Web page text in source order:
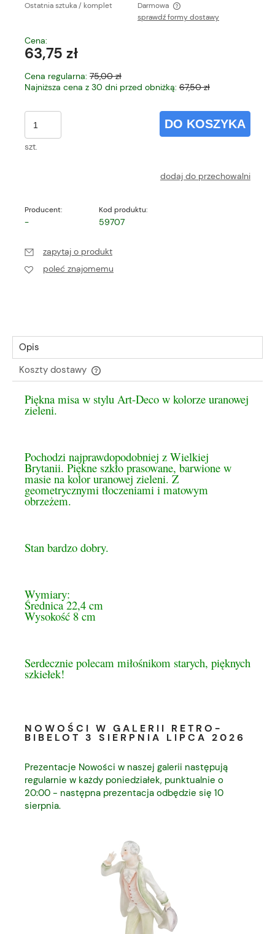
Ostatnia sztuka / komplet
Darmowa
Cena nie zawiera ewentualnych kosztów płatności
sprawdź formy dostawy
Cena:
63,75 zł
Cena regularna: 75,00 zł
Najniższa cena z 30 dni przed obniżką: 67,50 zł
szt.
DO KOSZYKA
dodaj do przechowalni
Producent:
-
Kod produktu:
59707
zapytaj o produkt
poleć znajomemu
Opis
Koszty dostawy
Cena nie zawiera ewentualnych kosztów płatności
Piękna misa w stylu Art-Deco w kolorze uranowej
zieleni.
Pochodzi najprawdopodobniej z Wielkiej
Brytanii. Piękne szkło prasowane, barwione w
masie na kolor uranowej zieleni. Z
geometrycznymi tłoczeniami i matowym
obrzeżem.
Stan bardzo dobry.
Wymiary:
Średnica 22,4 cm
Wysokość 8 cm
Serdecznie polecam miłośnikom starych, pięknych
szkiełek!
NOWOŚCI W GALERII RETRO-
BIBELOT 3 SIERPNIA LIPCA 2026
Prezentacje Nowości w naszej galerii następują
regularnie w każdy poniedziałek, punktualnie o
20:00 - następna prezentacja odbędzie się 10
sierpnia.